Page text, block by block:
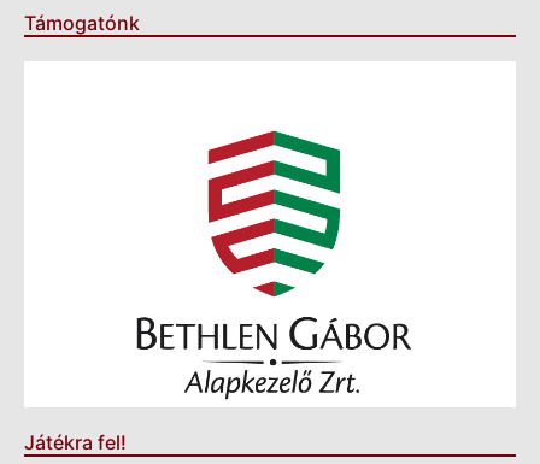
Támogatónk
Játékra fel!